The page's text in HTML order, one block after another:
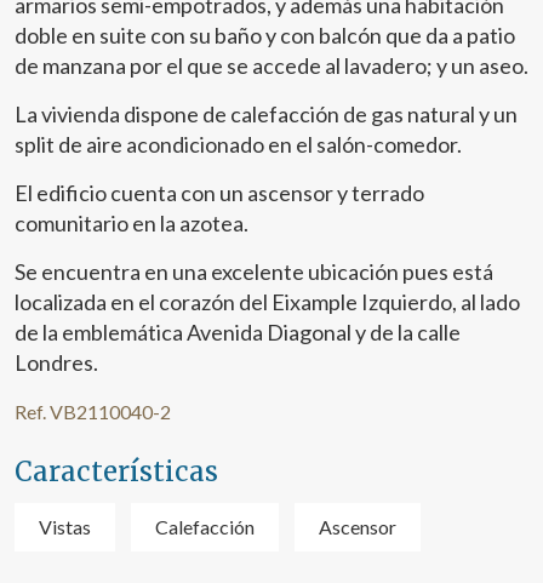
doble en suite con su baño y con balcón que da a patio
de manzana por el que se accede al lavadero; y un aseo.
La vivienda dispone de calefacción de gas natural y un
split de aire acondicionado en el salón-comedor.
El edificio cuenta con un ascensor y terrado
comunitario en la azotea.
Se encuentra en una excelente ubicación pues está
localizada en el corazón del Eixample Izquierdo, al lado
de la emblemática Avenida Diagonal y de la calle
Londres.
Ref. VB2110040-2
Características
Vistas Calefacción Ascensor